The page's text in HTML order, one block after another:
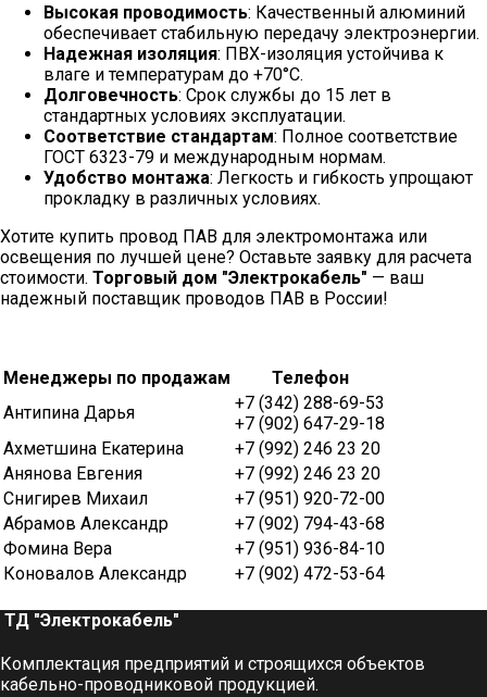
Высокая проводимость: Качественный алюминий
обеспечивает стабильную передачу электроэнергии.
Надежная изоляция: ПВХ-изоляция устойчива к
влаге и температурам до +70°C.
Долговечность: Срок службы до 15 лет в
стандартных условиях эксплуатации.
Соответствие стандартам: Полное соответствие
ГОСТ 6323-79 и международным нормам.
Удобство монтажа: Легкость и гибкость упрощают
прокладку в различных условиях.
Хотите купить провод ПАВ для электромонтажа или
освещения по лучшей цене? Оставьте заявку для расчета
стоимости. Торговый дом "Электрокабель" — ваш
надежный поставщик проводов ПАВ в России!
Менеджеры по продажам
Телефон
Антипина Дарья
+7 (342) 288-69-53
+7 (902) 647-29-18
Ахметшина Екатерина
+7 (992) 246 23 20
Анянова Евгения
+7 (992) 246 23 20
Снигирев Михаил
+7 (951) 920-72-00
Абрамов Александр
+7 (902) 794-43-68
Фомина Вера
+7 (951) 936-84-10
Коновалов Александр
+7 (902) 472-53-64
ТД "Электрокабель"​
Комплектация предприятий и строящихся объектов
кабельно-проводниковой продукцией.